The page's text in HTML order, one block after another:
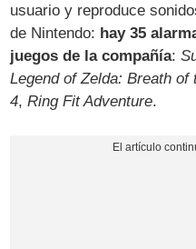
usuario y reproduce
de Nintendo: hay 35
juegos de la compañía:
Legend of Zelda: Breath of
4,Ring Fit Adventure.